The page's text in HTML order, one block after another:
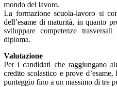
mondo del lavoro.
La formazione scuola-lavoro si
dell’esame di maturità, in quanto
sviluppare competenze
diploma.
Valutazione
Per i candidati che raggiungano
credito scolastico e prove
punteggio fino a un massimo di tre